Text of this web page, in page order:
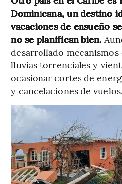
Dominicana, un destino
vacaciones de ensueño
no se planifican bien.
desarrollado mecanismos
lluvias torrenciales y
ocasionar cortes de
y cancelaciones de vuelos.